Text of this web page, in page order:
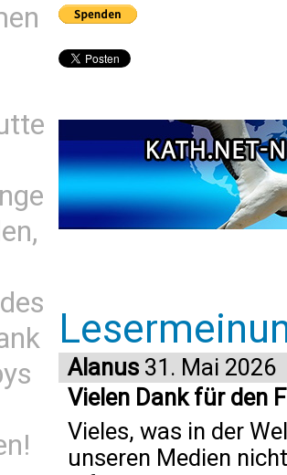
Alanus 31. Mai 2026
Vielen Dank für den
Vieles, was in der
unseren Medien